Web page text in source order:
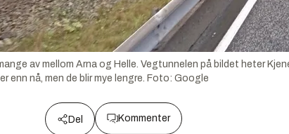
av mellom Arna og Helle. Vegtunnelen på bildet heter
enn nå, men de blir mye lengre. Foto: Google
Del Kommenter